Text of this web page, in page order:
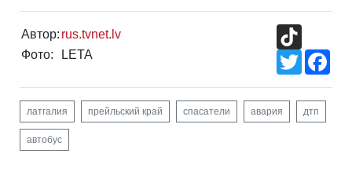
Автор: rus.tvnet.lv
Фото:
LETA
Twitter
латгалия прейльский край спасатели авария дтп
автобус